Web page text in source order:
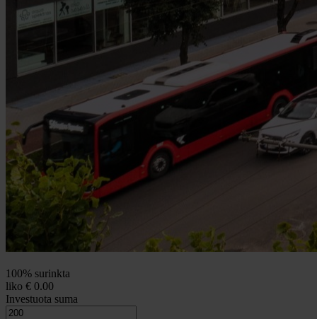
100% surinkta
liko € 0.00
Investuota suma